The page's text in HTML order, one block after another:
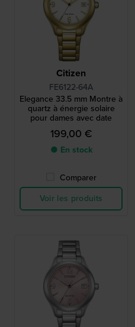
Citizen
FE6122-64A
Elegance 33.5 mm Montre à
quartz à énergie solaire
pour dames avec date
199,00 €
● En stock
Comparer
Voir les produits